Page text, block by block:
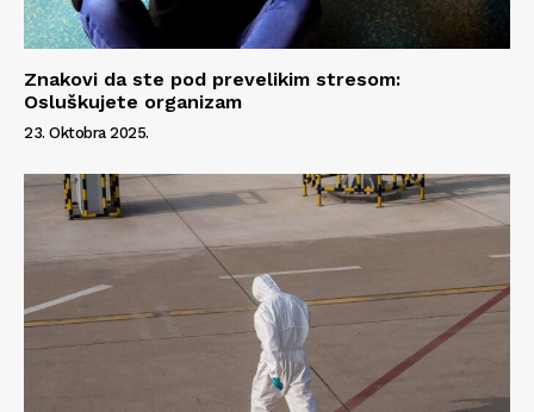
Znakovi da ste pod prevelikim stresom:
Osluškujete organizam
23. Oktobra 2025.